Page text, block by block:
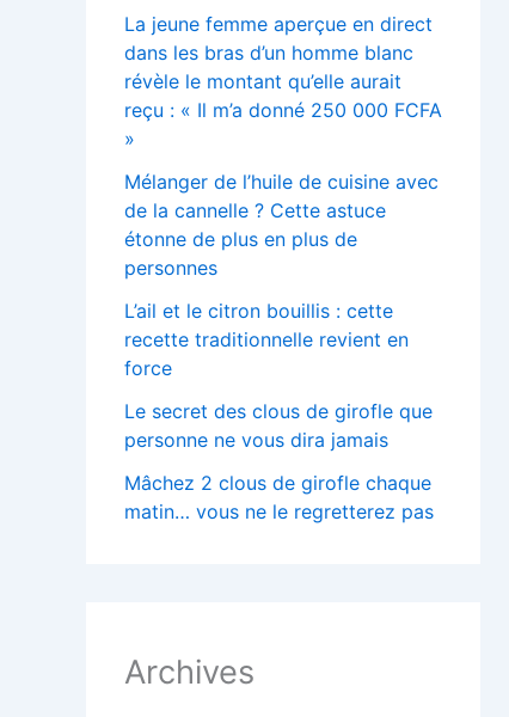
La jeune femme aperçue en direct
dans les bras d’un homme blanc
révèle le montant qu’elle aurait
reçu : « Il m’a donné 250 000 FCFA
»
Mélanger de l’huile de cuisine avec
de la cannelle ? Cette astuce
étonne de plus en plus de
personnes
L’ail et le citron bouillis : cette
recette traditionnelle revient en
force
Le secret des clous de girofle que
personne ne vous dira jamais
Mâchez 2 clous de girofle chaque
matin… vous ne le regretterez pas
Archives